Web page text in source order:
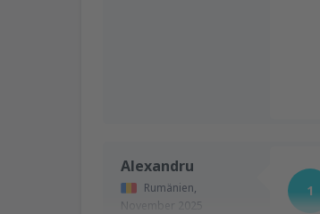
Alexandru
Rumänien,
November 2025
1